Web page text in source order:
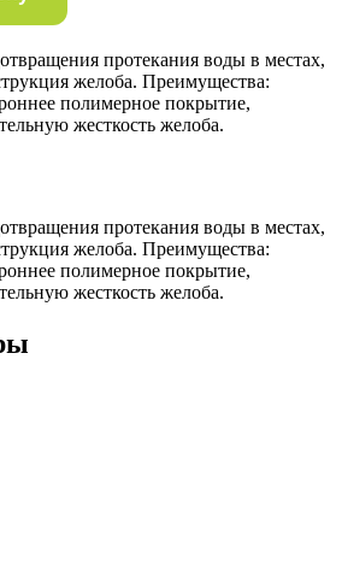
протекания воды в местах,
желоба. Преимущества:
полимерное покрытие,
жесткость желоба.
протекания воды в местах,
желоба. Преимущества:
полимерное покрытие,
жесткость желоба.